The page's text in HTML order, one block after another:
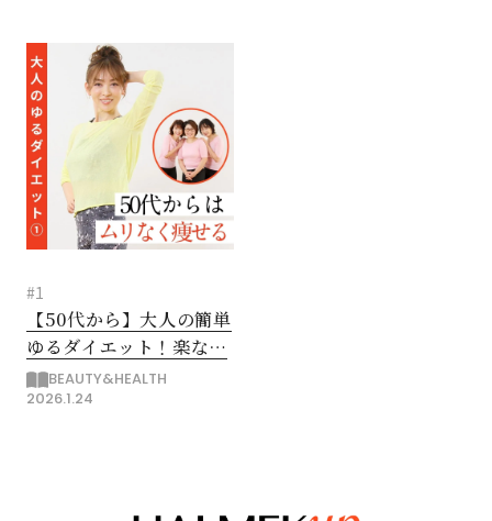
#1
【50代から】大人の簡単
ゆるダイエット！楽なこ
とだけして痩せる
BEAUTY&HEALTH
2026.1.24